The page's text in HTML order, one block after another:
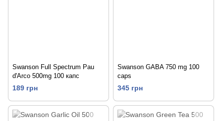
Swanson Full Spectrum Pau
d'Arco 500mg 100 капс
189 грн
Swanson GABA 750 mg 100
caps
345 грн